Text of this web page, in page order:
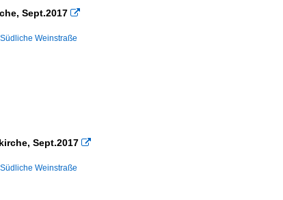
Sept.2017 
Weinstraße
Sept.2017 
Weinstraße